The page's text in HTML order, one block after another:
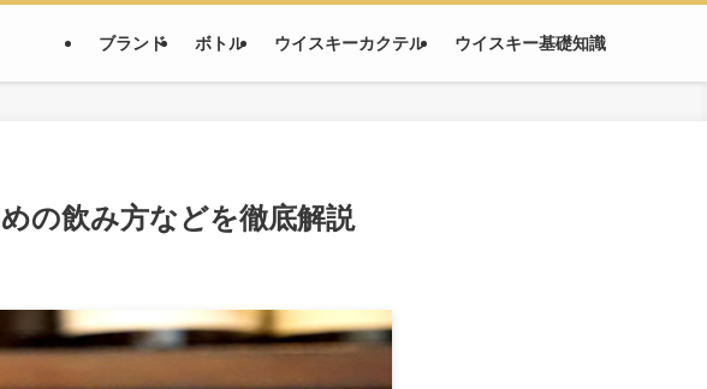
ブランド ボトル ウイスキーカクテル ウイスキー基礎知識
の飲み方などを徹底解説